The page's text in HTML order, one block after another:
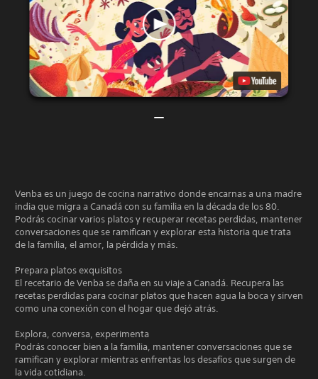
Venba es un juego de cocina narrativo donde encarnas a una madre
india que migra a Canadá con su familia en la década de los 80.
Podrás cocinar varios platos y recuperar recetas perdidas, mantener
conversaciones que se ramifican y explorar esta historia que trata
de la familia, el amor, la pérdida y más.
Prepara platos exquisitos
El recetario de Venba se daña en su viaje a Canadá. Recupera las
recetas perdidas para cocinar platos que hacen agua la boca y sirven
como una conexión con el hogar que dejó atrás.
Explora, conversa, experimenta
Podrás conocer bien a la familia, mantener conversaciones que se
ramifican y explorar mientras enfrentas los desafíos que surgen de
la vida cotidiana.